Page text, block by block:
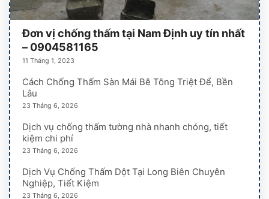
Đơn vị chống thấm tại Nam Định uy tín nhất
– 0904581165
11 Tháng 1, 2023
Cách Chống Thấm Sàn Mái Bê Tông Triệt Để, Bền
Lâu
23 Tháng 6, 2026
Dịch vụ chống thấm tường nhà nhanh chóng, tiết
kiệm chi phí
23 Tháng 6, 2026
Dịch Vụ Chống Thấm Dột Tại Long Biên Chuyên
Nghiệp, Tiết Kiệm
23 Tháng 6, 2026